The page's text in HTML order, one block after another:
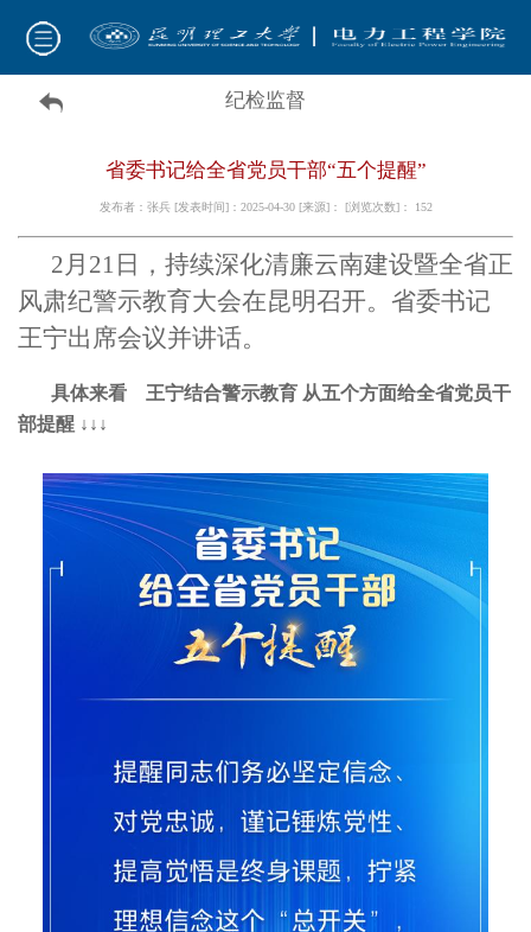
纪检监督
省委书记给全省党员干部“五个提醒”
发布者：张兵 [发表时间]：2025-04-30 [来源]： [浏览次数]： 152
2月21日，持续深化清廉云南建设暨全省正
风肃纪警示教育大会在昆明召开。省委书记
王宁出席会议并讲话。
具体来看 王宁结合警示教育 从五个方面给全省党员干
部提醒 ↓↓↓